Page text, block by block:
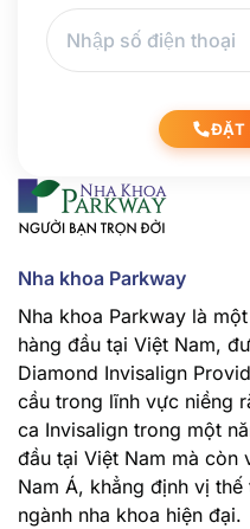
ĐẶT
Nha khoa Parkway
Nha khoa Parkway là
hàng đầu tại Việt Nam,
Diamond Invisalign
cầu trong lĩnh vực niềng
ca Invisalign trong một
đầu tại Việt Nam mà
Nam Á, khẳng định vị
ngành nha khoa hiện đại.